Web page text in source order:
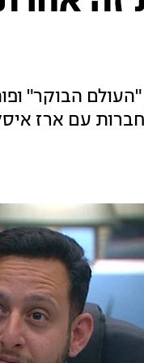
"העולם הבוקר"
עם ארז